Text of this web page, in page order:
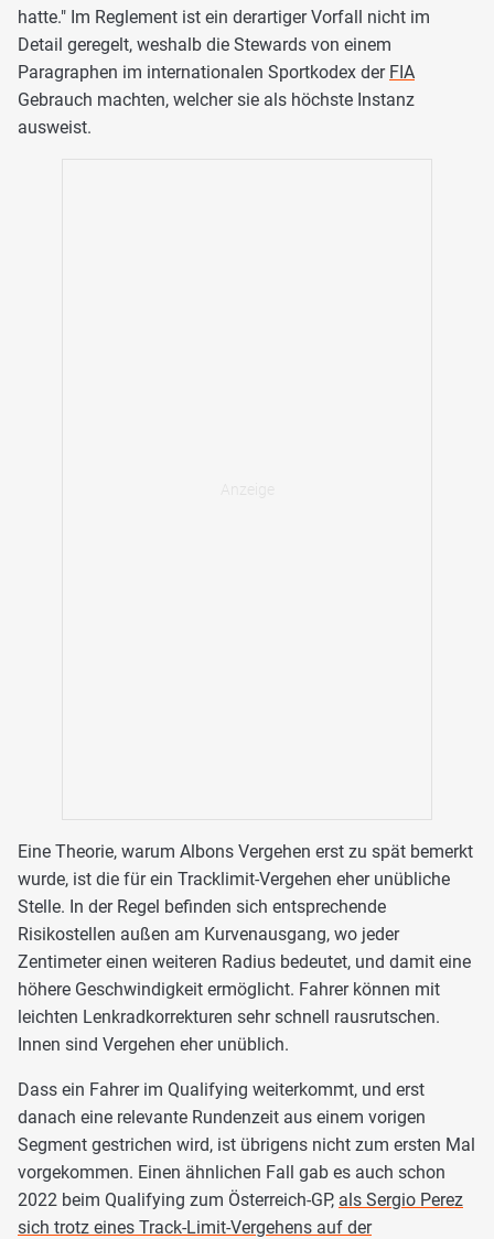
hatte." Im Reglement ist ein derartiger Vorfall nicht im
Detail geregelt, weshalb die Stewards von einem
Paragraphen im internationalen Sportkodex der FIA
Gebrauch machten, welcher sie als höchste Instanz
ausweist.
Eine Theorie, warum Albons Vergehen erst zu spät bemerkt
wurde, ist die für ein Tracklimit-Vergehen eher unübliche
Stelle. In der Regel befinden sich entsprechende
Risikostellen außen am Kurvenausgang, wo jeder
Zentimeter einen weiteren Radius bedeutet, und damit eine
höhere Geschwindigkeit ermöglicht. Fahrer können mit
leichten Lenkradkorrekturen sehr schnell rausrutschen.
Innen sind Vergehen eher unüblich.
Dass ein Fahrer im Qualifying weiterkommt, und erst
danach eine relevante Rundenzeit aus einem vorigen
Segment gestrichen wird, ist übrigens nicht zum ersten Mal
vorgekommen. Einen ähnlichen Fall gab es auch schon
2022 beim Qualifying zum Österreich-GP, als Sergio Perez
sich trotz eines Track-Limit-Vergehens auf der